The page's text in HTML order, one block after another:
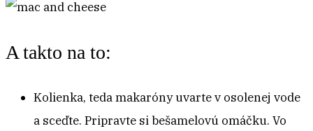
A takto na to:
Kolienka, teda makaróny uvarte v osolenej vode
a sceďte. Pripravte si bešamelovú omáčku. Vo